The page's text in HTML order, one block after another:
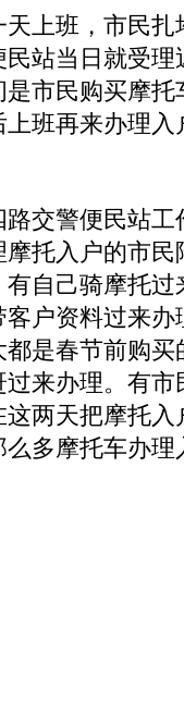
上班，市民扎
站当日就受理
市民购买摩
班再来办理入
交警便民站工
托入户的市
自己骑摩托
户资料过来
是春节前购
来办理。有
两天把摩托
多摩托车办